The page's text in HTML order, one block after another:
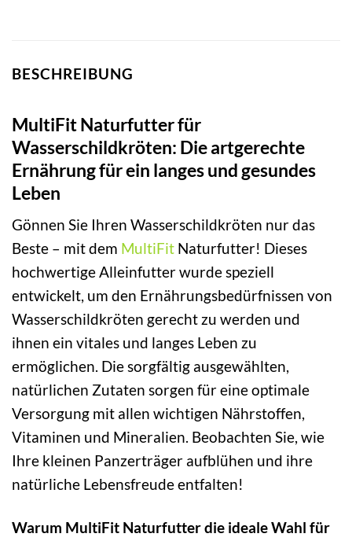
BESCHREIBUNG
MultiFit Naturfutter für
Wasserschildkröten: Die artgerechte
Ernährung für ein langes und gesundes
Leben
Gönnen Sie Ihren Wasserschildkröten nur das
Beste – mit dem MultiFit Naturfutter! Dieses
hochwertige Alleinfutter wurde speziell
entwickelt, um den Ernährungsbedürfnissen von
Wasserschildkröten gerecht zu werden und
ihnen ein vitales und langes Leben zu
ermöglichen. Die sorgfältig ausgewählten,
natürlichen Zutaten sorgen für eine optimale
Versorgung mit allen wichtigen Nährstoffen,
Vitaminen und Mineralien. Beobachten Sie, wie
Ihre kleinen Panzerträger aufblühen und ihre
natürliche Lebensfreude entfalten!
Warum MultiFit Naturfutter die ideale Wahl für